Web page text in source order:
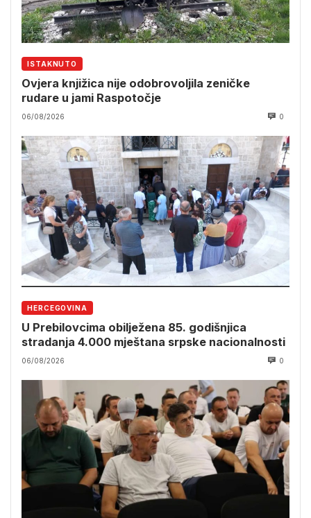
ISTAKNUTO
Ovjera knjižica nije odobrovoljila zeničke
rudare u jami Raspotočje
06/08/2026 0
HERCEGOVINA
U Prebilovcima obilježena 85. godišnjica
stradanja 4.000 mještana srpske nacionalnosti
06/08/2026 0